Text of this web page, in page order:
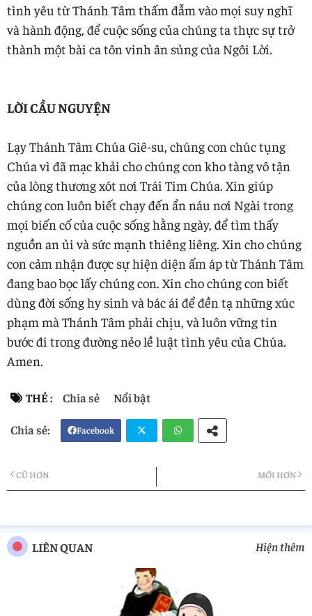
tình yêu từ Thánh Tâm thấm đẫm vào mọi suy nghĩ
và hành động, để cuộc sống của chúng ta thực sự trở
thành một bài ca tôn vinh ân sủng của Ngôi Lời.
LỜI CẦU NGUYỆN
Lạy Thánh Tâm Chúa Giê-su, chúng con chúc tụng
Chúa vì đã mạc khải cho chúng con kho tàng vô tận
của lòng thương xót nơi Trái Tim Chúa. Xin giúp
chúng con luôn biết chạy đến ẩn náu nơi Ngài trong
mọi biến cố của cuộc sống hằng ngày, để tìm thấy
nguồn an ủi và sức mạnh thiêng liêng. Xin cho chúng
con cảm nhận được sự hiện diện ấm áp từ Thánh Tâm
đang bao bọc lấy chúng con. Xin cho chúng con biết
dùng đời sống hy sinh và bác ái để đền tạ những xúc
phạm mà Thánh Tâm phải chịu, và luôn vững tin
bước đi trong đường nẻo lề luật tình yêu của Chúa.
Amen.
THẺ : Chia sẻ Nổi bật
Facebook
MỚI HƠN
CŨ HƠN
LIÊN QUAN Hiện thêm